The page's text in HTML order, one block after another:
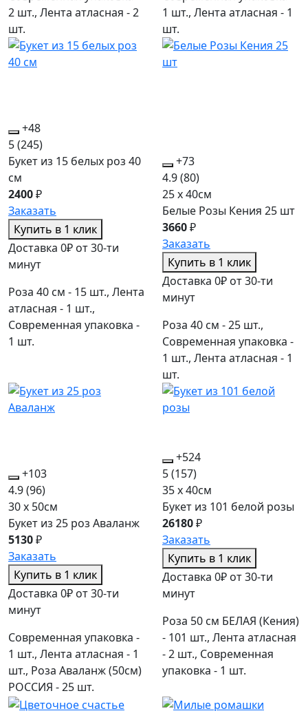
2 шт., Лента атласная - 2
шт.
1 шт., Лента атласная - 1
шт.
+48
5(245)
Букет из 15 белых роз 40
см
2400₽
Заказать
Купить в 1 клик
Доставка 0₽ от 30-ти
минут
Роза 40 см - 15 шт., Лента
атласная - 1 шт.,
Современная упаковка -
1 шт.
+73
4.9(80)
25 x 40см
Белые Розы Кения 25 шт
3660₽
Заказать
Купить в 1 клик
Доставка 0₽ от 30-ти
минут
Роза 40 см - 25 шт.,
Современная упаковка -
1 шт., Лента атласная - 1
шт.
+103
4.9(96)
30 x 50см
Букет из 25 роз Аваланж
5130₽
Заказать
Купить в 1 клик
Доставка 0₽ от 30-ти
минут
Современная упаковка -
1 шт., Лента атласная - 1
шт., Роза Аваланж (50см)
РОССИЯ - 25 шт.
+524
5(157)
35 x 40см
Букет из 101 белой розы
26180₽
Заказать
Купить в 1 клик
Доставка 0₽ от 30-ти
минут
Роза 50 см БЕЛАЯ (Кения)
- 101 шт., Лента атласная
- 2 шт., Современная
упаковка - 1 шт.